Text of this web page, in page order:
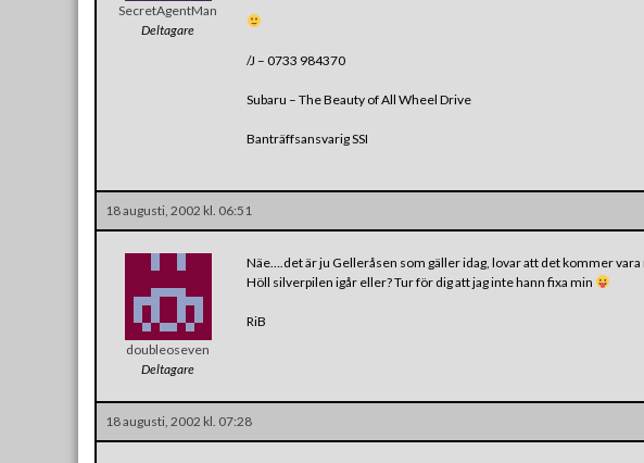
SecretAgentMan
Deltagare
/J – 0733 984370
Subaru – The Beauty of All Wheel Drive
Banträffsansvarig SSI
18 augusti, 2002 kl. 06:51
doubleoseven
Deltagare
Näe….det är ju Gelleråsen som gäller idag, lovar att det kommer
Höll silverpilen igår eller? Tur för dig att jag inte hann fixa min
RiB
18 augusti, 2002 kl. 07:28